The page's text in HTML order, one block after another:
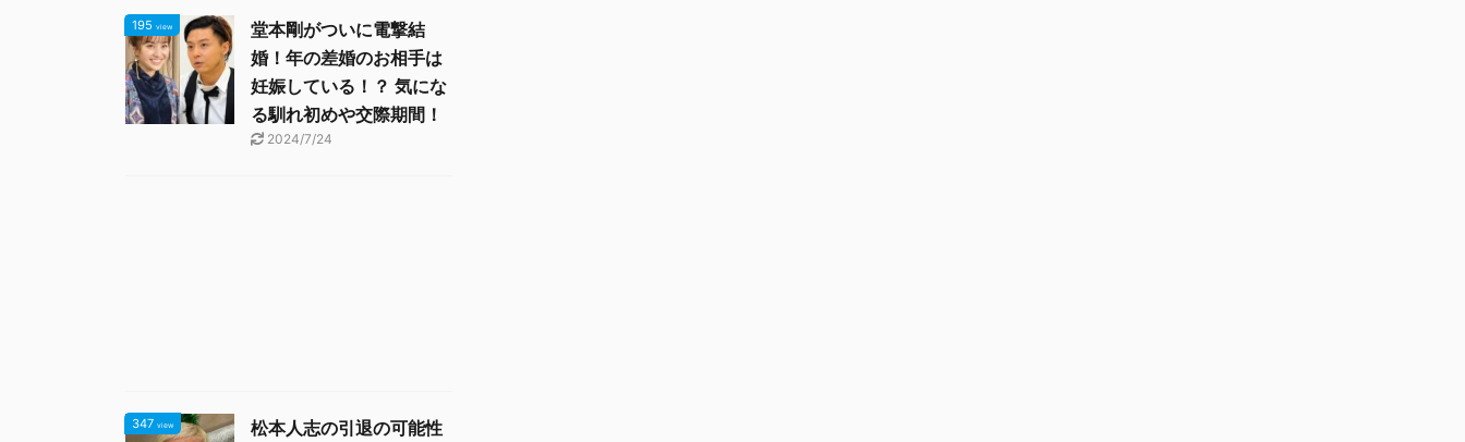
195 view
堂本剛がついに電撃結
婚！年の差婚のお相手は
妊娠している！？ 気にな
る馴れ初めや交際期間！
2024/7/24
347 view
松本人志の引退の可能性